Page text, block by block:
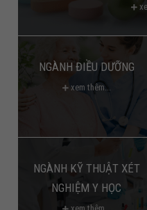
NGÀNH ĐIỀU DƯỠNG
xem thêm...
NGÀNH KỸ THUẬT XÉT
NGHIỆM Y HỌC